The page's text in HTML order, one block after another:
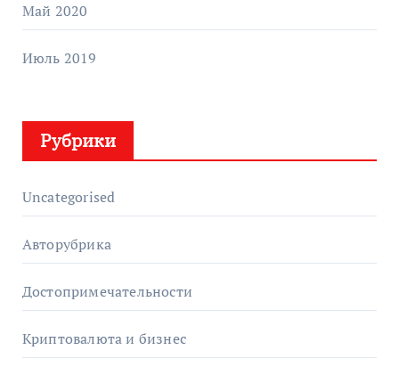
Май 2020
Июль 2019
Рубрики
Uncategorised
Авторубрика
Достопримечательности
Криптовалюта и бизнес